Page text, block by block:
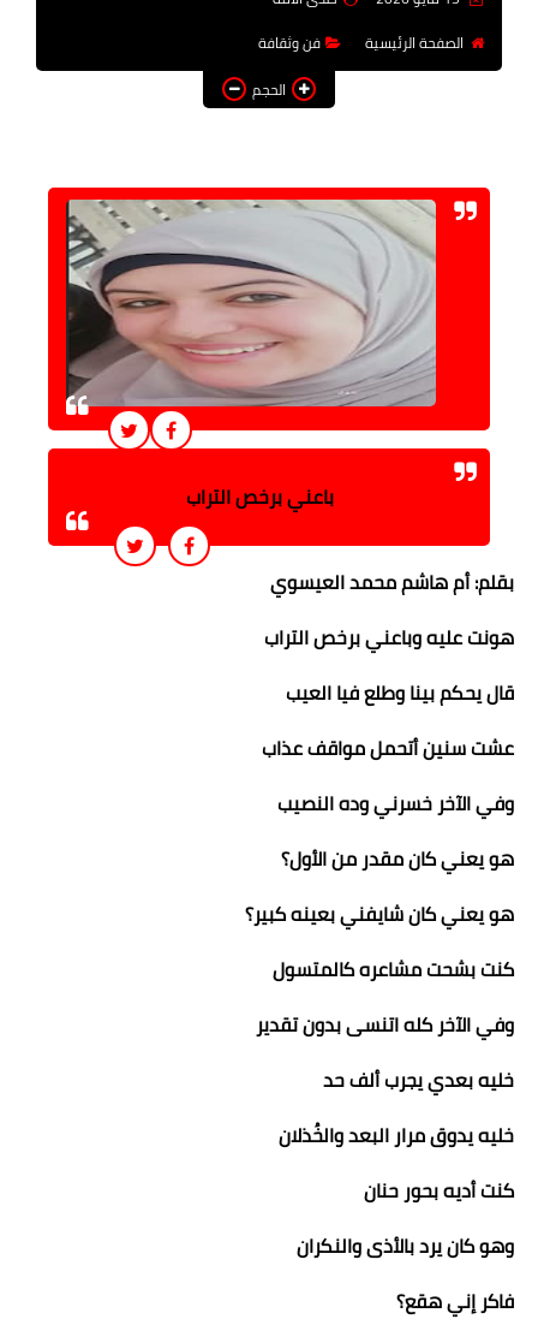
تعليم
توك شو
المزيد
الصفحة الرئيسية
فن وثقافة
الحجم
باعني برخص التراب
بقلم: أم هاشم محمد العيسوي
هونت عليه وباعني برخص التراب
قال يحكم بينا وطلع فيا العيب
عشت سنين أتحمل مواقف عذاب
وفي الآخر خسرني وده النصيب
هو يعني كان مقدر من الأول؟
هو يعني كان شايفني بعينه كبير؟
كنت بشحت مشاعره كالمتسول
وفي الآخر كله اتنسى بدون تقدير
خليه بعدي يجرب ألف حد
خليه يدوق مرار البعد والخُذلان
كنت أديه بحور حنان
وهو كان يرد بالأذى والنكران
فاكر إني هقع؟